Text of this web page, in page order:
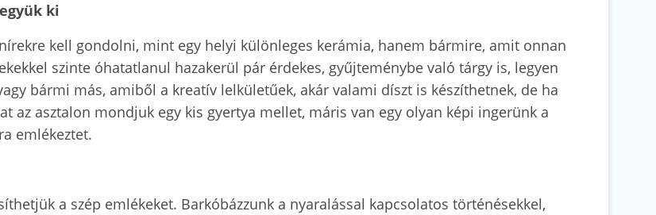
ki
kell gondolni, mint egy helyi különleges kerámia, hanem bármire, amit onnan
szinte óhatatlanul hazakerül pár érdekes, gyűjteménybe való tárgy is, legyen
bármi más, amiből a kreatív lelkületűek, akár valami díszt is készíthetnek, de ha
az asztalon mondjuk egy kis gyertya mellet, máris van egy olyan képi ingerünk a
emlékeztet.
a szép emlékeket. Barkóbázzunk a nyaralással kapcsolatos történésekkel,